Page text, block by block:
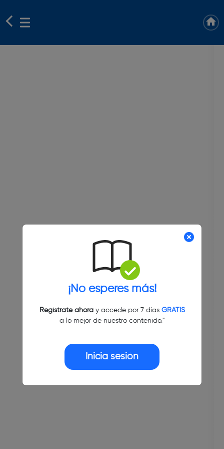
¡No esperes más!
Regístrate ahoray accede por 7 días GRATIS
a lo mejor de nuestro contenido."
Inicia sesión